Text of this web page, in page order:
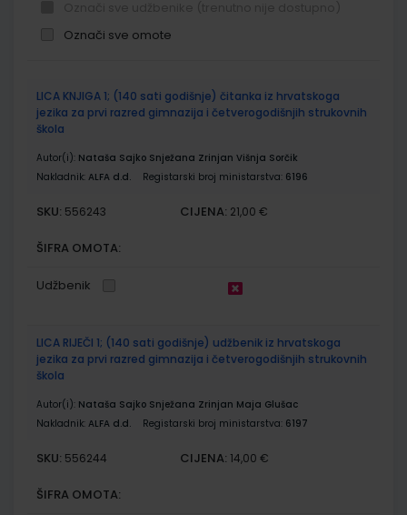
Označi sve omote
proizvodi
LICA KNJIGA 1; (140 sati godišnje) čitanka iz hrvatskoga
jezika za prvi razred gimnazija i četverogodišnjih strukovnih
škola
Autor(i): Nataša Sajko Snježana Zrinjan Višnja Sorčik
Nakladnik: ALFA d.d. Registarski broj ministarstva: 6196
SKU: 556243 CIJENA: 21,00 €
ŠIFRA OMOTA:
Udžbenik
LICA RIJEČI 1; (140 sati godišnje) udžbenik iz hrvatskoga
jezika za prvi razred gimnazija i četverogodišnjih strukovnih
škola
Autor(i): Nataša Sajko Snježana Zrinjan Maja Glušac
Nakladnik: ALFA d.d. Registarski broj ministarstva: 6197
SKU: 556244 CIJENA: 14,00 €
ŠIFRA OMOTA: